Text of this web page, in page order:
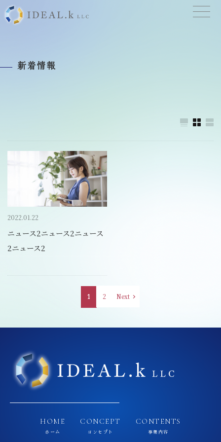
新着情報
2022.01.22
ニュース2ニュース2ニュース
2ニュース2
1 2 Next
HOME
ホーム
CONCEPT
コンセプト
CONTENTS
事業内容